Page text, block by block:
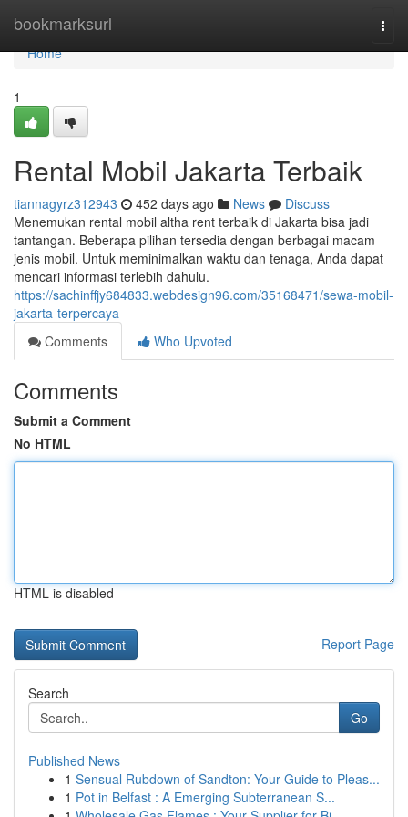
bookmarksurl
Home
Home
1
Rental Mobil Jakarta Terbaik
tiannagyrz312943 452 days ago News
Discuss
Menemukan rental mobil altha rent terbaik di Jakarta bisa jadi
tantangan. Beberapa pilihan tersedia dengan berbagai macam
jenis mobil. Untuk meminimalkan waktu dan tenaga, Anda dapat
mencari informasi terlebih dahulu.
https://sachinffjy684833.webdesign96.com/35168471/sewa-mobil-
jakarta-terpercaya
Comments
Who Upvoted
Comments
Submit a Comment
No HTML
HTML is disabled
Report Page
Search
Go
Published News
1 Sensual Rubdown of Sandton: Your Guide to Pleas...
1 Pot in Belfast : A Emerging Subterranean S...